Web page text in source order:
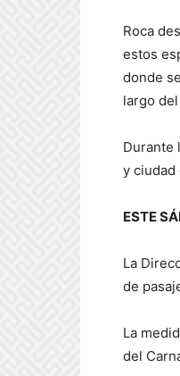
Roca
estos
donde
largo
Durante
y ciudad
ESTE
La
de
La
del